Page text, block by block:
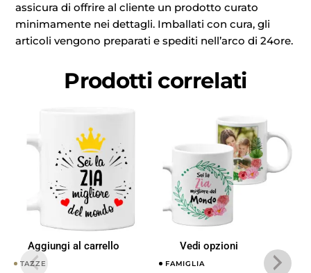
assicura di offrire al cliente un prodotto curato
minimamente nei dettagli. Imballati con cura, gli
articoli vengono preparati e spediti nell’arco di 24ore.
Prodotti correlati
Aggiungi al carrello
TAZZE
Vedi opzioni
FAMIGLIA